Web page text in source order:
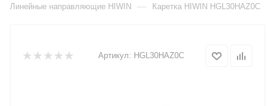
Линейные направляющие HIWIN — Каретка HIWIN HGL30HAZ0C
Артикул: HGL30HAZ0C